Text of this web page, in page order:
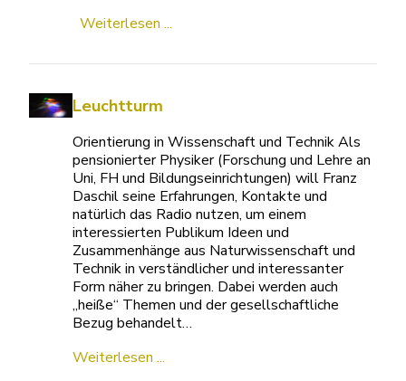
Weiterlesen ...
Leuchtturm
Orientierung in Wissenschaft und Technik Als
pensionierter Physiker (Forschung und Lehre an
Uni, FH und Bildungseinrichtungen) will Franz
Daschil seine Erfahrungen, Kontakte und
natürlich das Radio nutzen, um einem
interessierten Publikum Ideen und
Zusammenhänge aus Naturwissenschaft und
Technik in verständlicher und interessanter
Form näher zu bringen. Dabei werden auch
„heiße“ Themen und der gesellschaftliche
Bezug behandelt…
Weiterlesen ...